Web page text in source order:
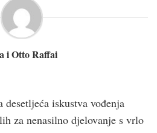
i Otto Raffai
desetljeća iskustva vođenja
za nenasilno djelovanje s vrlo